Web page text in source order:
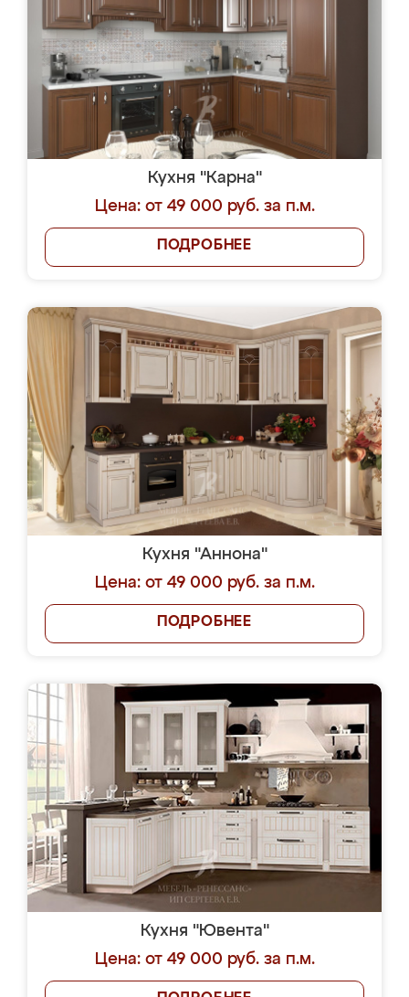
Кухня "Карна"
Цена: от 49 000 руб. за п.м.
ПОДРОБНЕЕ
Кухня "Аннона"
Цена: от 49 000 руб. за п.м.
ПОДРОБНЕЕ
Кухня "Ювента"
Цена: от 49 000 руб. за п.м.